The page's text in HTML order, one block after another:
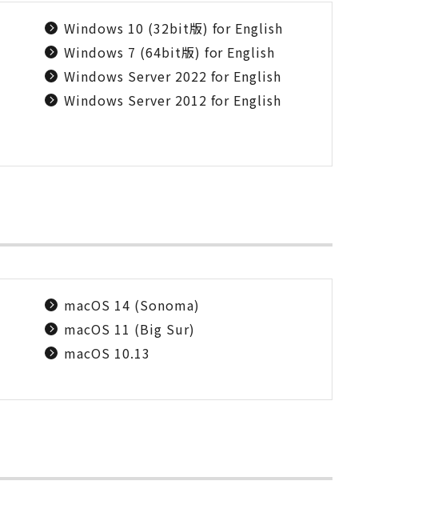
Windows 10 (32bit版) for English
Windows 7 (64bit版) for English
Windows Server 2022 for English
Windows Server 2012 for English
macOS 14 (Sonoma)
macOS 11 (Big Sur)
macOS 10.13